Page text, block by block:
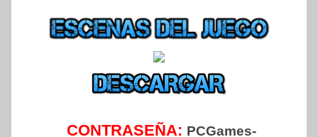
CONTRASEÑA: PCGames-